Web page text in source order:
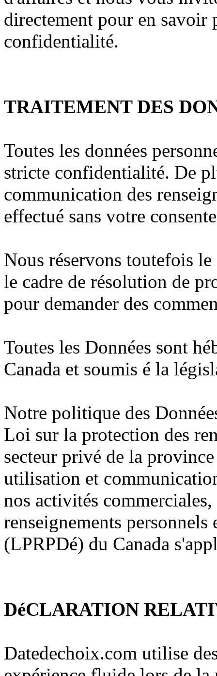
directement pour en
confidentialité.
TRAITEMENT DES
Toutes les données
stricte confidentialité. De
communication des
effectué sans votre
Nous réservons toutefois
le cadre de résolution de
pour demander des
Toutes les Données sont
Canada et soumis é la
Notre politique des
Loi sur la protection des
secteur privé de la
utilisation et
nos activités
renseignements
(LPRPDé) du Canada
DéCLARATION
Datedechoix.com utilise